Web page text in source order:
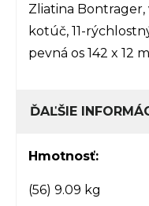
Zliatina
kotúč, 11-
pevná os 142 x 12
ĎAĽŠIE
Hmotnosť:
(56) 9.09 kg